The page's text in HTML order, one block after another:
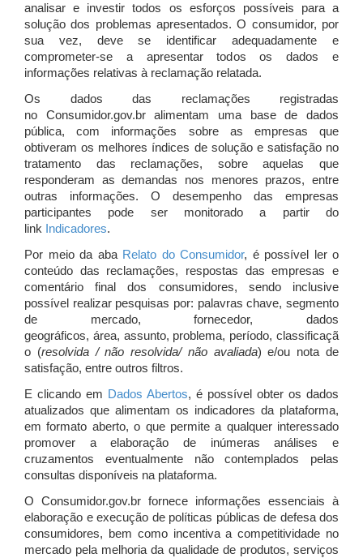
analisar e investir todos os esforços possíveis para a
solução dos problemas apresentados. O consumidor, por
sua vez, deve se identificar adequadamente e
comprometer-se a apresentar todos os dados e
informações relativas à reclamação relatada.
Os dados das reclamações registradas
no Consumidor.gov.br alimentam uma base de dados
pública, com informações sobre as empresas que
obtiveram os melhores índices de solução e satisfação no
tratamento das reclamações, sobre aquelas que
responderam as demandas nos menores prazos, entre
outras informações. O desempenho das empresas
participantes pode ser monitorado a partir do
link Indicadores.
Por meio da aba Relato do Consumidor, é possível ler o
conteúdo das reclamações, respostas das empresas e
comentário final dos consumidores, sendo inclusive
possível realizar pesquisas por: palavras chave, segmento
de mercado, fornecedor, dados
geográficos, área, assunto, problema, período, classificaçã
o (resolvida / não resolvida/ não avaliada) e/ou nota de
satisfação, entre outros filtros.
E clicando em Dados Abertos, é possível obter os dados
atualizados que alimentam os indicadores da plataforma,
em formato aberto, o que permite a qualquer interessado
promover a elaboração de inúmeras análises e
cruzamentos eventualmente não contemplados pelas
consultas disponíveis na plataforma.
O Consumidor.gov.br fornece informações essenciais à
elaboração e execução de políticas públicas de defesa dos
consumidores, bem como incentiva a competitividade no
mercado pela melhoria da qualidade de produtos, serviços